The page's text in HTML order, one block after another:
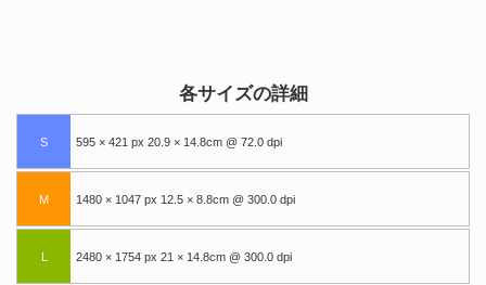
各サイズの詳細
S 595 × 421 px 20.9 × 14.8cm @ 72.0 dpi
M 1480 × 1047 px 12.5 × 8.8cm @ 300.0 dpi
L 2480 × 1754 px 21 × 14.8cm @ 300.0 dpi